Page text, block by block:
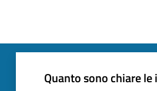
Quanto sono chiare